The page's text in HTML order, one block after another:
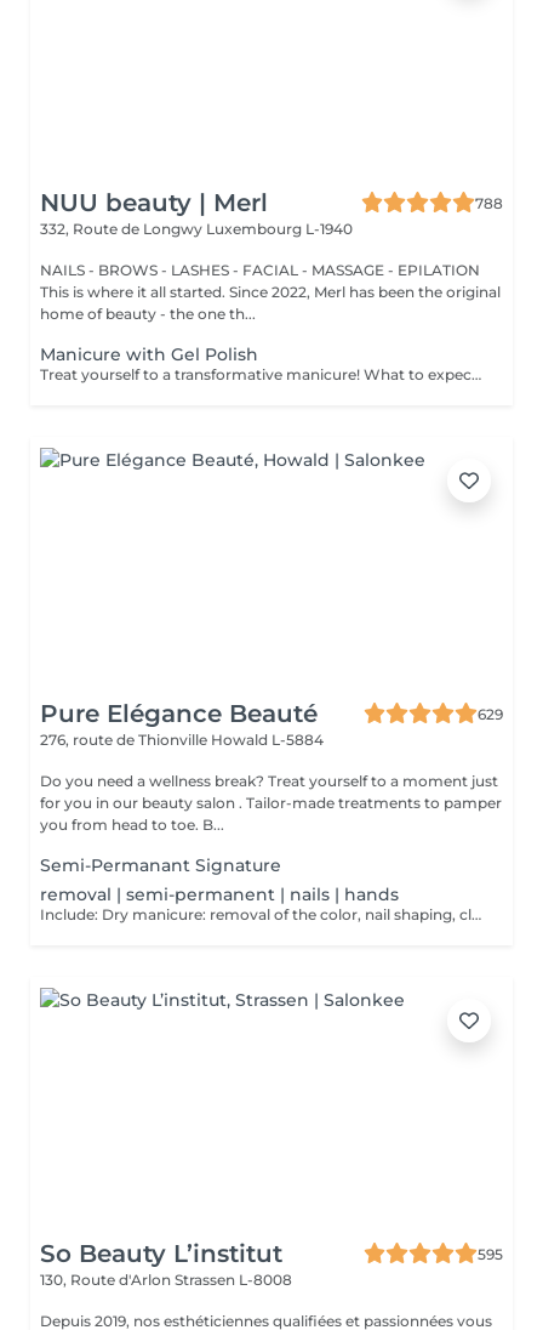
NUU beauty | Merl
788
332, Route de Longwy Luxembourg L-1940
NAILS - BROWS - LASHES - FACIAL - MASSAGE - EPILATION
This is where it all started. Since 2022, Merl has been the original
home of beauty - the one th...
Manicure with Gel Polish
Treat yourself to a transformative manicure! What to expect: - old polish is removed as a bonus - rough skin is removed - nails are shaped - cuticles and side ridges are polished - reinforcement is performed if chosen - semi-permanent polish is applied - cuticle oil and hand cream are applied Age: 16+ Frequency: every 3 weeks for best results. *Removal of old semi-permanent polish is included with the manicure. If you want a separate removal appointment, we charge €20 for the careful process that protects your nails. For the manicure, we leave a thin layer of old polish under the new layer to enhance the durability of the semi-permanent polish. *Please note that if semipermanent nail polish without manicure is chosen, rough skin, cuticle and side ridges won't be removed.
Pure Elégance Beauté
629
276, route de Thionville Howald L-5884
Do you need a wellness break? Treat yourself to a moment just
for you in our beauty salon . Tailor-made treatments to pamper
you from head to toe. B...
Semi-Permanant Signature
removal | semi-permanent | nails | hands
Include: Dry manicure: removal of the color, nail shaping, cleaning of the cuticle and to finish a massage of the hands at the end of the dry manicure and possibly cover them with a strengthening varnish at the end.
So Beauty L’institut
595
130, Route d'Arlon Strassen L-8008
Depuis 2019, nos esthéticiennes qualifiées et passionnées vous